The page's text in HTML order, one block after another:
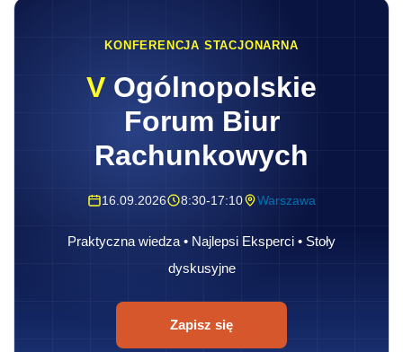
KONFERENCJA STACJONARNA
V Ogólnopolskie
Forum Biur
Rachunkowych
16.09.2026 8:30-17:10 Warszawa
Praktyczna wiedza • Najlepsi Eksperci • Stoły
dyskusyjne
Zapisz się